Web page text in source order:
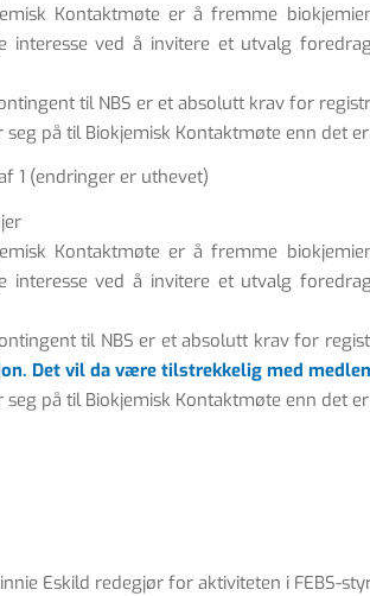
Kontaktmøte er å fremme
interesse ved å invitere et utvalg
til NBS er et absolutt krav for
på til Biokjemisk Kontaktmøte enn det
1 (endringer er uthevet)
Kontaktmøte er å fremme
interesse ved å invitere et utvalg
til NBS er et absolutt krav for
Det vil da være tilstrekkelig med
på til Biokjemisk Kontaktmøte enn det
Eskild redegjør for aktiviteten i FEBS-